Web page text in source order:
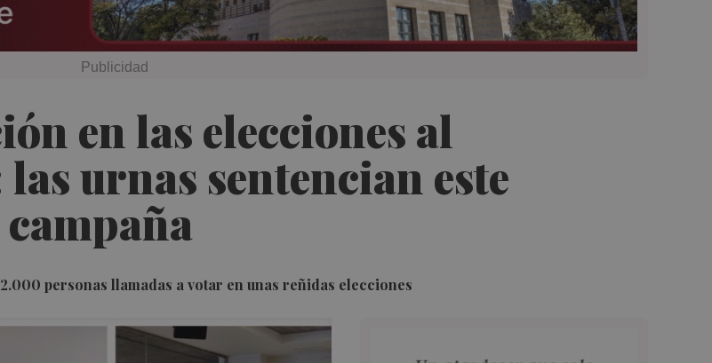
en las elecciones al
urnas sentencian este
personas llamadas a votar en unas reñidas elecciones